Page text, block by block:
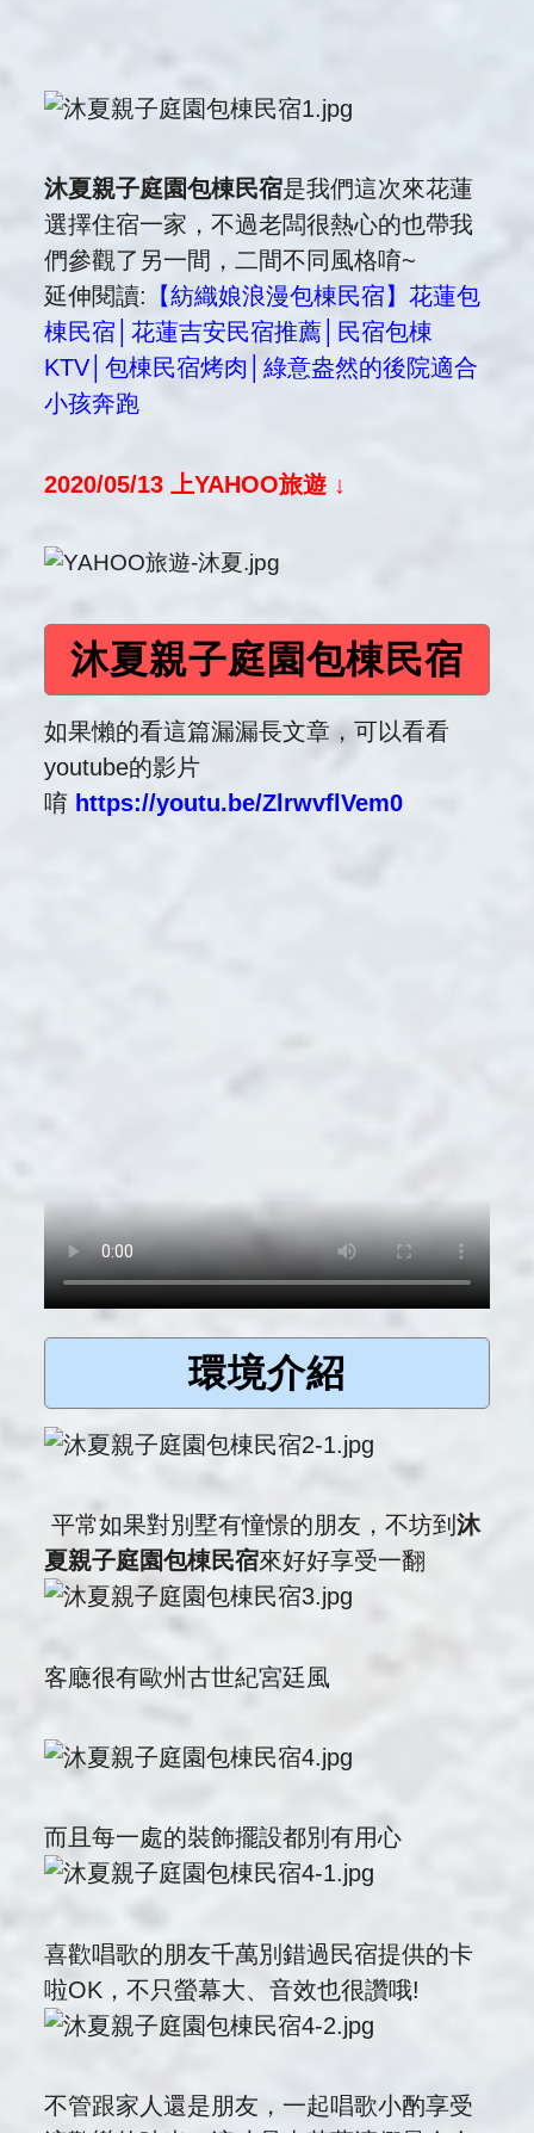
沐夏親子庭園包棟民宿是我們這次來花蓮
選擇住宿一家，不過老闆很熱心的也帶我
們參觀了另一間，二間不同風格唷~
延伸閱讀: 【紡織娘浪漫包棟民宿】花蓮包
棟民宿│花蓮吉安民宿推薦│民宿包棟
KTV│包棟民宿烤肉│綠意盎然的後院適合
小孩奔跑
2020/05/13 上YAHOO旅遊 ↓
沐夏親子庭園包棟民宿
如果懶的看這篇漏漏長文章，可以看看
youtube的影片
唷 https://youtu.be/ZlrwvflVem0
環境介紹
平常如果對別墅有憧憬的朋友，不坊到 沐
夏親子庭園包棟民宿來好好享受一翻
客廰很有歐州古世紀宮廷風
而且每一處的裝飾擺設都別有用心
喜歡唱歌的朋友千萬別錯過民宿提供的卡
啦OK，不只螢幕大、音效也很讚哦!
不管跟家人還是朋友，一起唱歌小酌享受